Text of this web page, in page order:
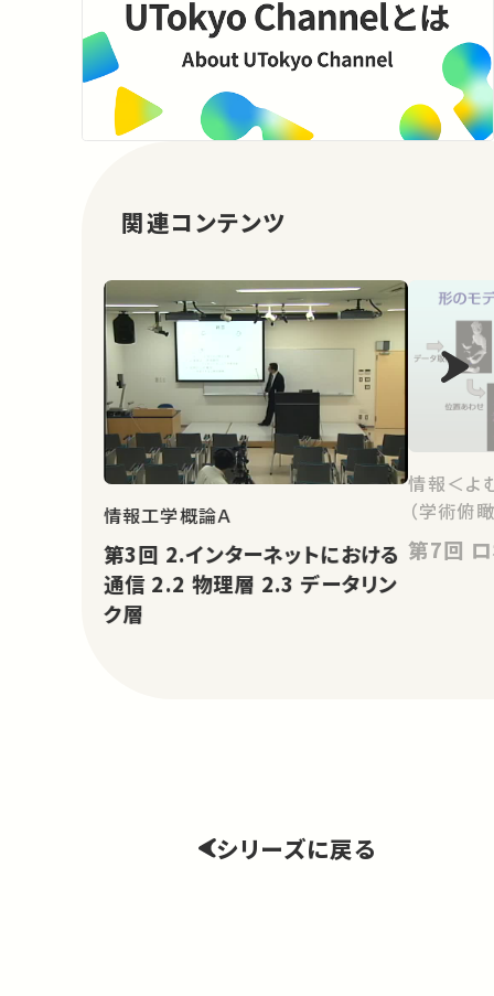
関連コンテンツ
情報工学概論Ａ
第3回 2.インターネットにおける
通信 2.2 物理層 2.3 データリン
ク層
情報＜よ
（学術俯
第
シリーズに戻る